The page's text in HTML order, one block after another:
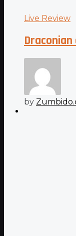
Live Review
by